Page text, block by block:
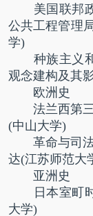
美国联邦
公共工程管理
学)
种族主义
观念建构及其
欧洲史
法兰西第
(中山大学)
革命与司
达(江苏师范大
亚洲史
日本室町
大学)